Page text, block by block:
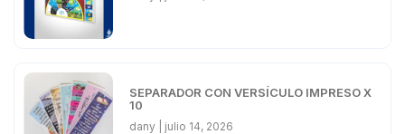
SEPARADOR CON VERSÍCULO IMPRESO X
10
dany julio 14, 2026